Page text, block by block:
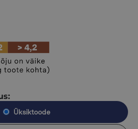
Üksiktoode